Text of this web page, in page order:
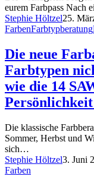
eurem Farbpass Nach
Stephie Höltzel25.
FarbenFarbtypberatung
Die neue
Farbtypen
wie die 14
Die klassische
Sommer, Herbst und
sich…
Stephie Höltzel3. Juni
Farben